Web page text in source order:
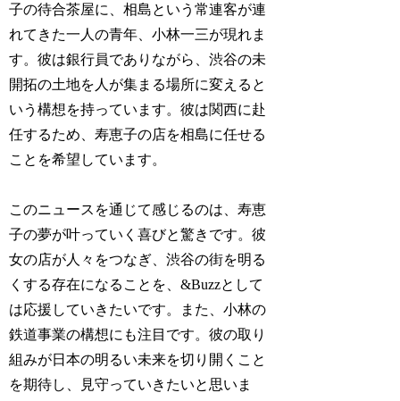
子の待合茶屋に、相島という常連客が連
れてきた一人の青年、小林一三が現れま
す。彼は銀行員でありながら、渋谷の未
開拓の土地を人が集まる場所に変えると
いう構想を持っています。彼は関西に赴
任するため、寿恵子の店を相島に任せる
ことを希望しています。
このニュースを通じて感じるのは、寿恵
子の夢が叶っていく喜びと驚きです。彼
女の店が人々をつなぎ、渋谷の街を明る
くする存在になることを、&Buzzとして
は応援していきたいです。また、小林の
鉄道事業の構想にも注目です。彼の取り
組みが日本の明るい未来を切り開くこと
を期待し、見守っていきたいと思いま